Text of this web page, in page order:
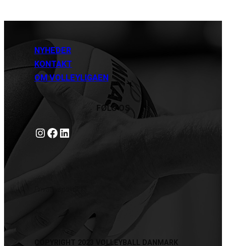
NYHEDER
KONTAKT
OM VOLLEYLIGAEN
FØLG OS
Instagram https://www.facebook.com/danishbeachvolleytour LinkedIn
COPYRIGHT 2023 VOLLEYBALL DANMARK